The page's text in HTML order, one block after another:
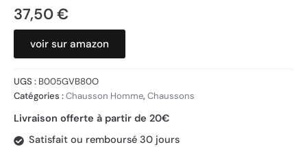
37,50€
voir sur amazon
UGS : B005GVB80O
Catégories :Chausson Homme, Chaussons
Livraison offerte à partir de 20€
Satisfait ou remboursé 30 jours